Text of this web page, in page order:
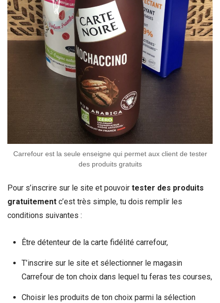
Carrefour est la seule enseigne qui permet aux client de tester
des produits gratuits
Pour s’inscrire sur le site et pouvoir tester des produits
gratuitement c’est très simple, tu dois remplir les
conditions suivantes :
Être détenteur de la carte fidélité carrefour,
T’inscrire sur le site et sélectionner le magasin
Carrefour de ton choix dans lequel tu feras tes courses,
Choisir les produits de ton choix parmi la sélection